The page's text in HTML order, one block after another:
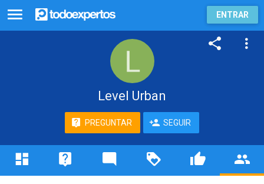
ENTRAR
Level Urban
PREGUNTAR SEGUIR